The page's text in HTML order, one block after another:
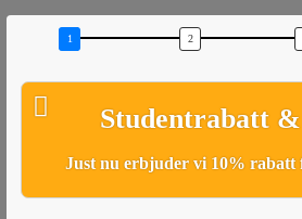
Studentrabatt
Just nu erbjuder vi 10% rabatt